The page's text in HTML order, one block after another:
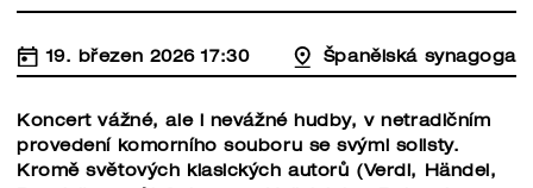
19. březen 2026 17:30 Španělská synagoga
Koncert vážné, ale i nevážné hudby, v netradičním
provedení komorního souboru se svými solisty.
Kromě světových klasických autorů (Verdi, Händel,